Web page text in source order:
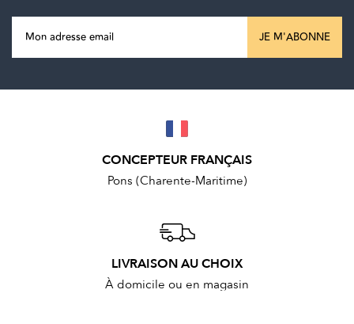
JE M'ABONNE
CONCEPTEUR FRANÇAIS
Pons (Charente-Maritime)
LIVRAISON AU CHOIX
À domicile ou en magasin